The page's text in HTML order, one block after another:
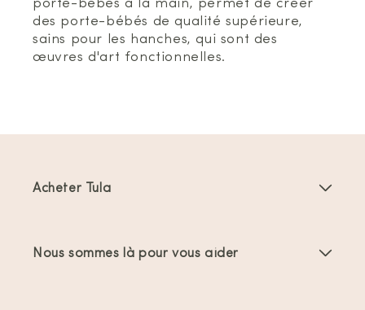
porte-bébés à la main, permet de créer
des porte-bébés de qualité supérieure,
sains pour les hanches, qui sont des
œuvres d'art fonctionnelles.
Acheter Tula
Nous sommes là pour vous aider